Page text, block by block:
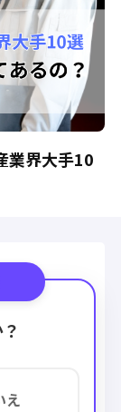
業界大手10
え